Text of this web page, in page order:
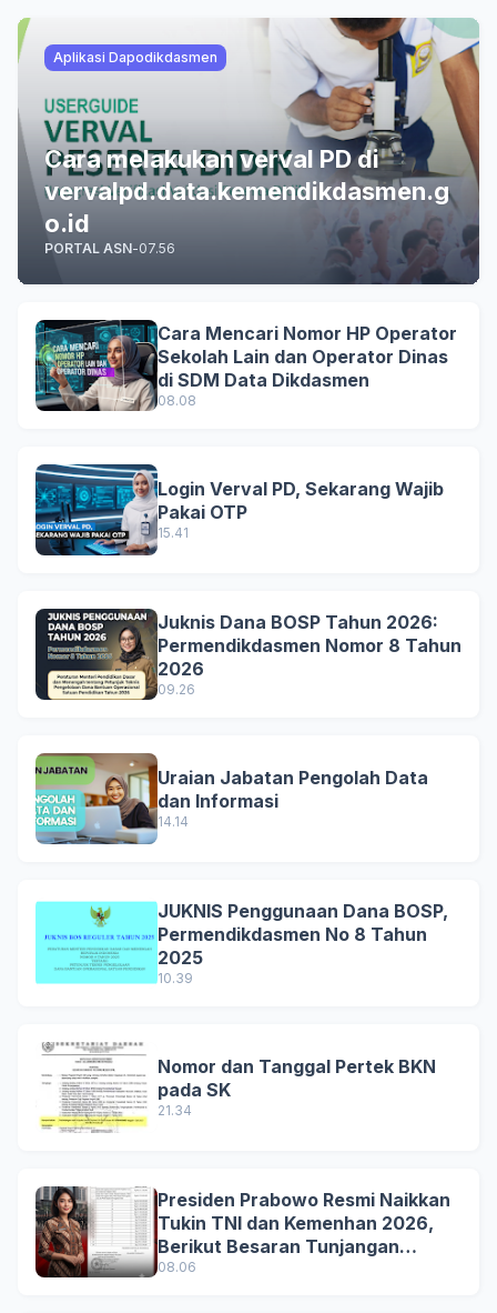
Aplikasi Dapodikdasmen
Cara melakukan verval PD di
vervalpd.data.kemendikdasmen.g
o.id
PORTAL ASN-07.56
Cara Mencari Nomor HP Operator
Sekolah Lain dan Operator Dinas
di SDM Data Dikdasmen
08.08
Login Verval PD, Sekarang Wajib
Pakai OTP
15.41
Juknis Dana BOSP Tahun 2026:
Permendikdasmen Nomor 8 Tahun
2026
09.26
Uraian Jabatan Pengolah Data
dan Informasi
14.14
JUKNIS Penggunaan Dana BOSP,
Permendikdasmen No 8 Tahun
2025
10.39
Nomor dan Tanggal Pertek BKN
pada SK
21.34
Presiden Prabowo Resmi Naikkan
Tukin TNI dan Kemenhan 2026,
Berikut Besaran Tunjangan
Terbaru
08.06